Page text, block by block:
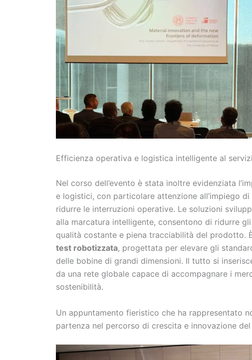
Efficienza operativa e logistica intelligente al
Nel corso dell’evento è stata inoltre evidenziata
e logistici, con particolare attenzione all’impiego di
ridurre le interruzioni operative. Le soluzioni
alla marcatura intelligente, consentono di ridurre
qualità costante e piena tracciabilità del prodotto.
test robotizzata, progettata per elevare gli
delle bobine di grandi dimensioni. Il tutto si
da una rete globale capace di accompagnare i
sostenibilità.
Un appuntamento fieristico che ha rappresentato
partenza nel percorso di crescita e innovazione